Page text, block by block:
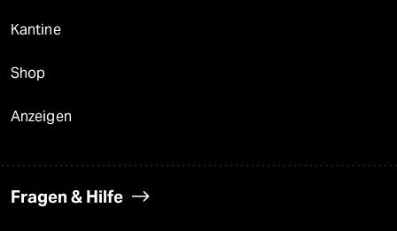
Kantine
Shop
Anzeigen
Fragen & Hilfe